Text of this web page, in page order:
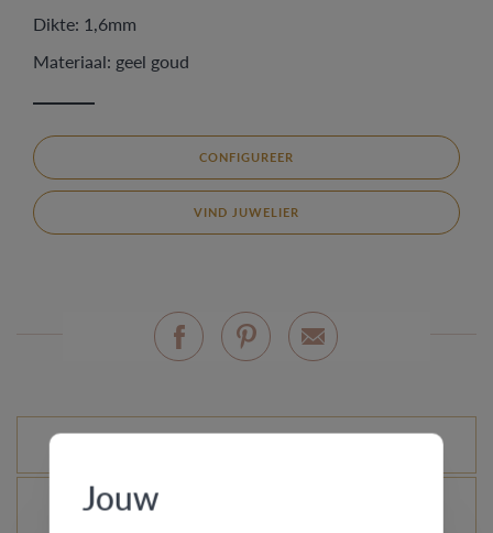
Dikte: 1,6mm
Materiaal: geel goud
CONFIGUREER
VIND JUWELIER
Mogelijke varianten
Wat is het echtheidscertificaat?
Jouw